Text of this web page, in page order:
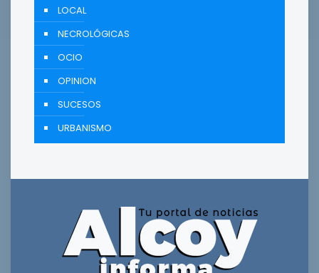
LOCAL
NECROLÓGICAS
OCIO
OPINION
SUCESOS
URBANISMO